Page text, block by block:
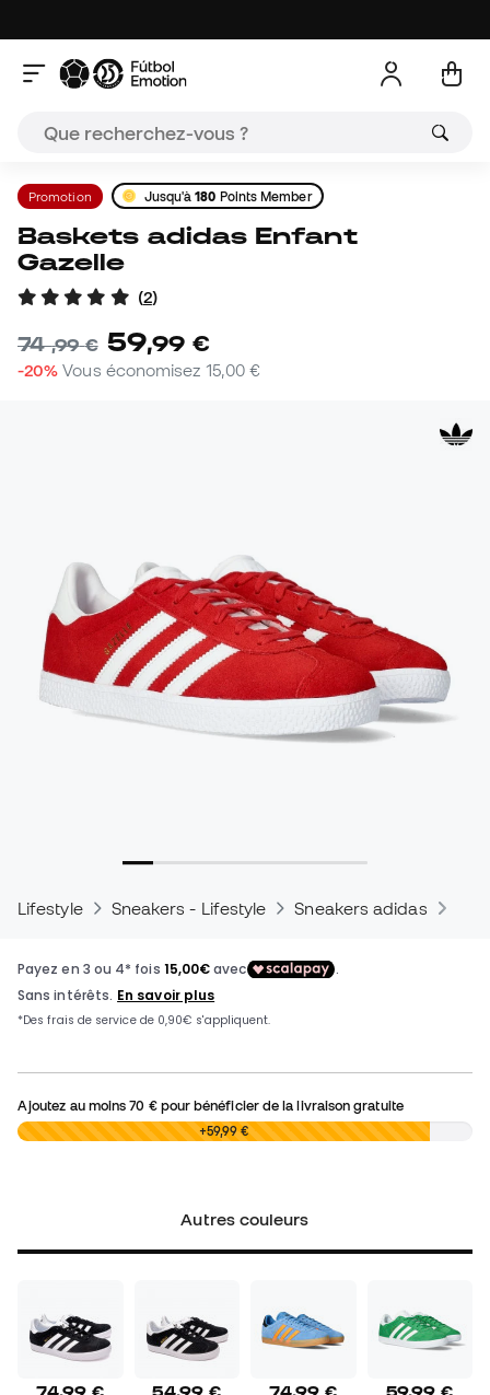
Promotion Jusqu'à180 Points Member
Baskets adidas Enfant
Gazelle
(2)
74,99 € 59,99 €
-20% Vous économisez 15,00 €
Lifestyle Sneakers - Lifestyle Sneakers adidas
Ajoutez au moins70 €pour bénéficier de la livraison gratuite
0,00 € +59,99 €
Autres couleurs
74,99 € 54,99 € 74,99 € 59,99 €